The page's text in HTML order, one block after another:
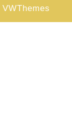
VWThemes